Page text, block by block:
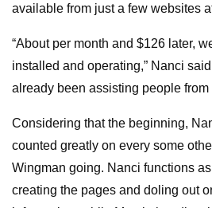
available from just a few websites
“About per month and $126 later,
installed and operating,” Nanci
already been assisting people from
Considering that the beginning,
counted greatly on every some
Wingman going. Nanci functions
creating the pages and doling out